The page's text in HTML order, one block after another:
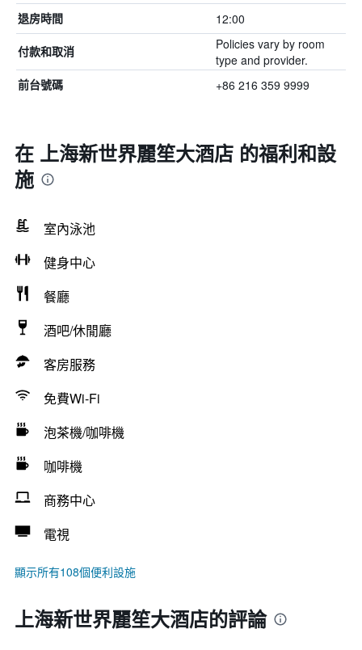
退房時間 12:00
付款和取消
Policies vary by room
type and provider.
前台號碼 +86 216 359 9999
在 上海新世界麗笙大酒店 的福利和設
施
室內泳池
健身中心
餐廳
酒吧/休閒廳
客房服務
免費Wi-Fi
泡茶機/咖啡機
咖啡機
商務中心
電視
顯示所有108個便利設施
上海新世界麗笙大酒店的評論